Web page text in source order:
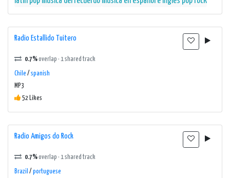
Radio Estallido Tuitero
0.7%overlap · 1 shared track
Chile / spanish
MP3
52 Likes
Radio Amigos do Rock
0.7%overlap · 1 shared track
Brazil / portuguese